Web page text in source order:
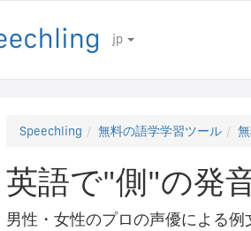
jp
Speechling 無料の語学学習ツール
英語で"側"の発
男性・女性のプロの声優による例